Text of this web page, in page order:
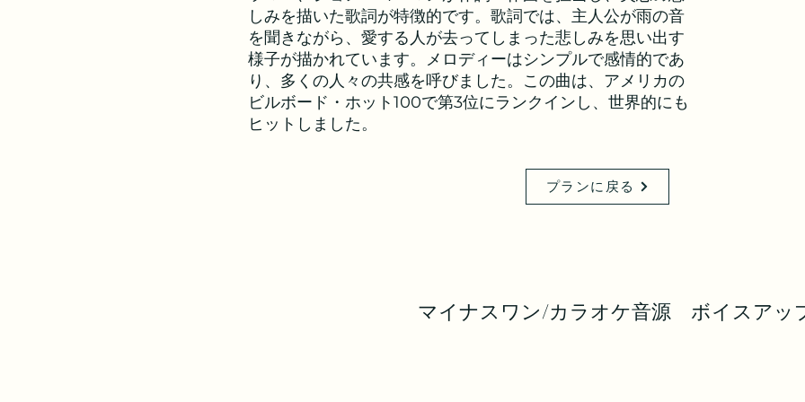
しみを描いた歌詞が特徴的です。歌詞では、主人公が雨の音
を聞きながら、愛する人が去ってしまった悲しみを思い出す
様子が描かれています。メロディーはシンプルで感情的であ
り、多くの人々の共感を呼びました。この曲は、アメリカの
ビルボード・ホット100で第3位にランクインし、世界的にも
ヒットしました。
プランに戻る
マイナスワン/カラオケ音源 ボイスアッ